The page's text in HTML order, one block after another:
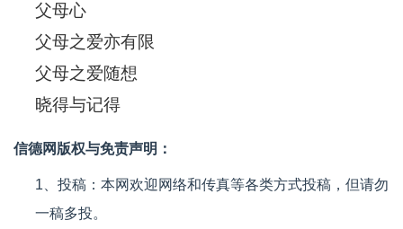
父母心
父母之爱亦有限
父母之爱随想
晓得与记得
信德网版权与免责声明：
1、投稿：本网欢迎网络和传真等各类方式投稿，但请勿
一稿多投。